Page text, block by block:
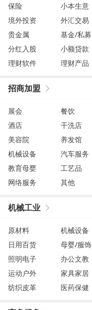
保险 小本生意
境外投资
外汇交易
贵金属
基金/私募
分红入股
小额贷款
理财软件
理财产品
招商加盟
展会 餐饮
酒店
干洗店
美容院
养发馆
机械设备
汽车服务
教育母婴
工艺品
网络服务
其他
机械工业
原材料 机械设备
日用百货
母婴/服饰
照明电子
办公文教
运动户外
家具家居
纺织皮革
医药保健